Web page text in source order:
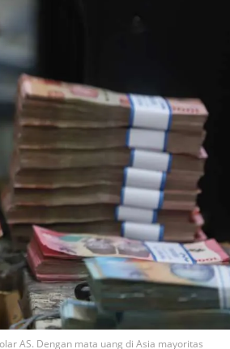
AS. Dengan mata uang di Asia mayoritas